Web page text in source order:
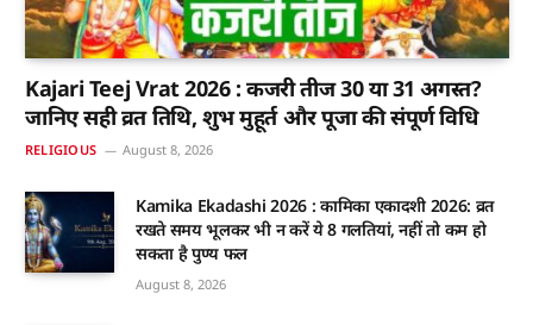
Kajari Teej Vrat 2026 : कजरी तीज 30 या 31 अगस्त?
जानिए सही व्रत तिथि, शुभ मुहूर्त और पूजा की संपूर्ण विधि
RELIGIOUS August 8, 2026
Kamika Ekadashi 2026 : कामिका एकादशी 2026: व्रत
रखते समय भूलकर भी न करें ये 8 गलतियां, नहीं तो कम हो
सकता है पुण्य फल
August 8, 2026